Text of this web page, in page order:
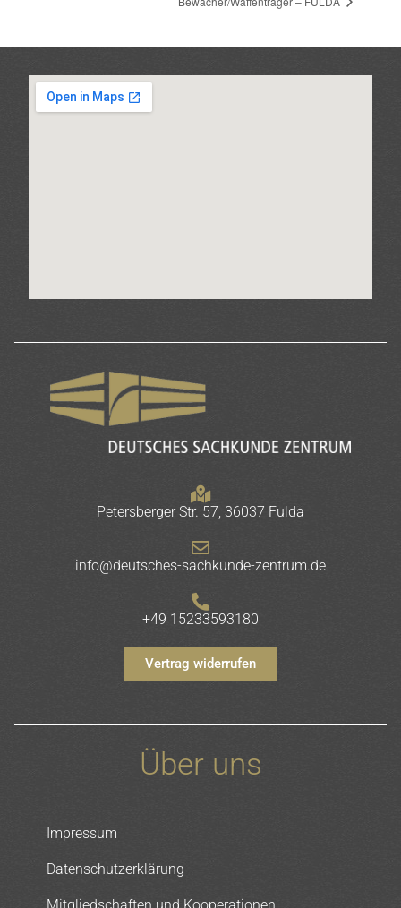
Petersberger Str. 57, 36037 Fulda
info@deutsches-sachkunde-zentrum.de
+49 15233593180
Vertrag widerrufen
Über uns
Impressum
Datenschutzerklärung